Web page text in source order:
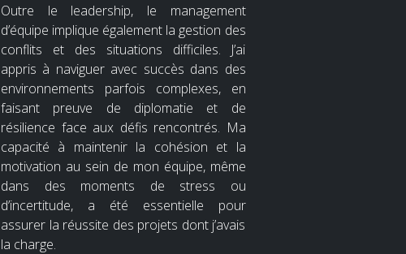
Outre le leadership, le management
d’équipe implique également la gestion des
conflits et des situations difficiles. J’ai
appris à naviguer avec succès dans des
environnements parfois complexes, en
faisant preuve de diplomatie et de
résilience face aux défis rencontrés. Ma
capacité à maintenir la cohésion et la
motivation au sein de mon équipe, même
dans des moments de stress ou
d’incertitude, a été essentielle pour
assurer la réussite des projets dont j’avais
la charge.